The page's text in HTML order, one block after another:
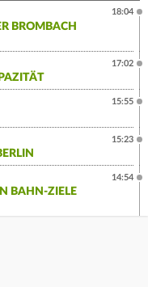
BROMBACH
18:04
17:02
15:55
15:23
BAHN-ZIELE
14:54